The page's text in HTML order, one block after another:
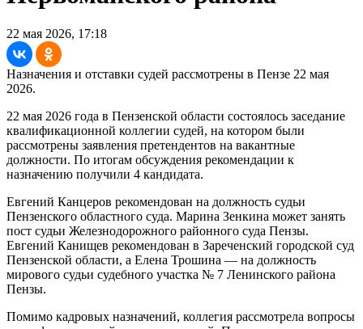
22 мая 2026, 17:18
Назначения и отставки судей рассмотрены в Пензе 22 мая
2026.
22 мая 2026 года в Пензенской области состоялось заседание
квалификационной коллегии судей, на котором были
рассмотрены заявления претендентов на вакантные
должности. По итогам обсуждения рекомендации к
назначению получили 4 кандидата.
Евгений Канцеров рекомендован на должность судьи
Пензенского областного суда. Марина Зенкина может занять
пост судьи Железнодорожного районного суда Пензы.
Евгений Канищев рекомендован в Зареченский городской суд
Пензенской области, а Елена Трошина — на должность
мирового судьи судебного участка № 7 Ленинского района
Пензы.
Помимо кадровых назначений, коллегия рассмотрела вопросы